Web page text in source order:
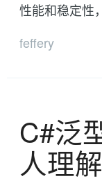
性能和稳定性
feffery
C#泛
人理